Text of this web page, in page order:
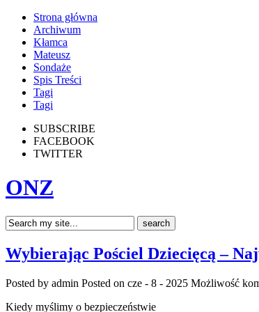
Strona główna
Archiwum
Kłamca
Mateusz
Sondaże
Spis Treści
Tagi
Tagi
SUBSCRIBE
FACEBOOK
TWITTER
ONZ
Wybierając Pościel Dziecięcą –
Posted by admin Posted on cze - 8 - 2025 Możliwość
Kiedy myślimy o bezpieczeństwie